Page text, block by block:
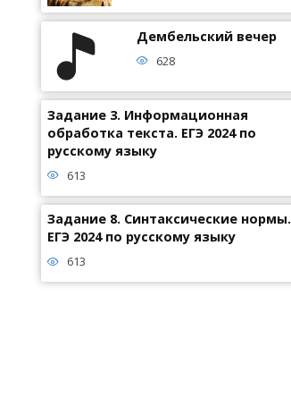
Дембельский вечер
628
Задание 3. Информационная
обработка текста. ЕГЭ 2024 по
русскому языку
613
Задание 8. Синтаксические нормы.
ЕГЭ 2024 по русскому языку
613